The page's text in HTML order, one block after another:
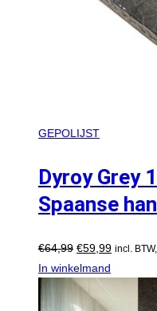
GEPOLIJST
Dyroy Grey
Spaanse
€64,99 €59,99 incl.
In winkelmand